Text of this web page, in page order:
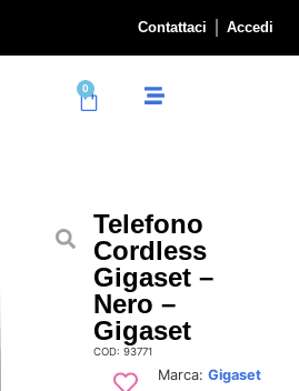
Contattaci Accedi
0
Telefono
Cordless
Gigaset –
Nero –
Gigaset
COD: 93771
Marca: Gigaset